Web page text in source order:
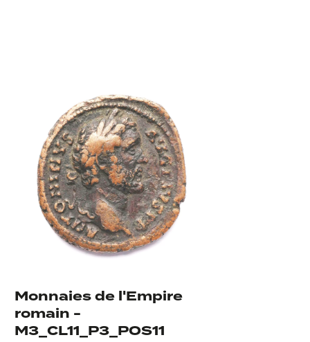
Monnaies de l'Empire
romain -
M3_CL11_P3_POS11